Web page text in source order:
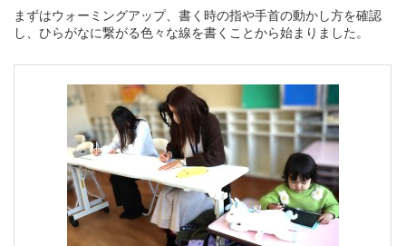
まずはウォーミングアップ、書く時の指や手首の動かし方を確認
し、ひらがなに繋がる色々な線を書くことから始まりました。